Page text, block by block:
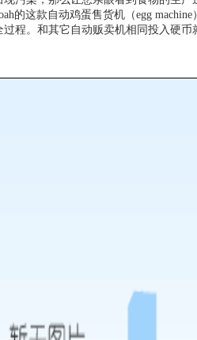
的这款自动鸡蛋售货机（egg machine
程。和其它自动贩卖机相同投入硬币